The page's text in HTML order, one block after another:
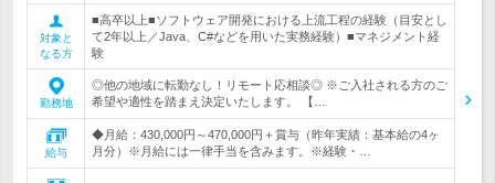
対象と
なる方
■高卒以上■ソフトウェア開発における上流工程の経験（目安とし
て2年以上／Java、C#などを用いた実務経験）■マネジメント経
験
勤務地
◎他の地域に転勤なし！リモート応相談◎ ※ご入社される方のご
希望や適性を踏まえ決定いたします。 【…
給与
◆月給：430,000円～470,000円＋賞与（昨年実績：基本給の4ヶ
月分）※月給には一律手当を含みます。※経験・…